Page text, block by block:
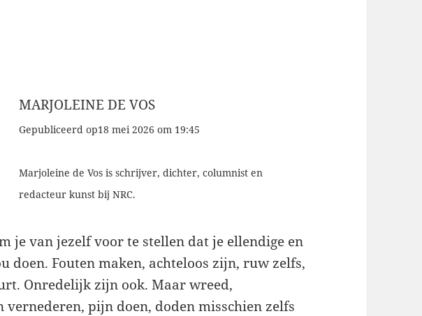
MARJOLEINE DE VOS
Gepubliceerd op18 mei 2026 om 19:45
Marjoleine de Vos is schrijver, dichter, columnist en
redacteur kunst bij NRC.
je van jezelf voor te stellen dat je ellendige en
doen. Fouten maken, achteloos zijn, ruw zelfs,
Onredelijk zijn ook. Maar wreed,
vernederen, pijn doen, doden misschien zelfs